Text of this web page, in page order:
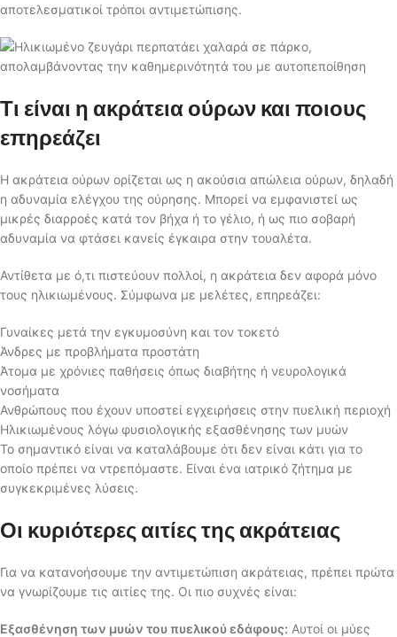
αποτελεσματικοί τρόποι αντιμετώπισης.
Τι είναι η ακράτεια ούρων και ποιους
επηρεάζει
Η ακράτεια ούρων ορίζεται ως η ακούσια απώλεια ούρων, δηλαδή
η αδυναμία ελέγχου της ούρησης. Μπορεί να εμφανιστεί ως
μικρές διαρροές κατά τον βήχα ή το γέλιο, ή ως πιο σοβαρή
αδυναμία να φτάσει κανείς έγκαιρα στην τουαλέτα.
Αντίθετα με ό,τι πιστεύουν πολλοί, η ακράτεια δεν αφορά μόνο
τους ηλικιωμένους. Σύμφωνα με μελέτες, επηρεάζει:
Γυναίκες μετά την εγκυμοσύνη και τον τοκετό
Άνδρες με προβλήματα προστάτη
Άτομα με χρόνιες παθήσεις όπως διαβήτης ή νευρολογικά
νοσήματα
Ανθρώπους που έχουν υποστεί εγχειρήσεις στην πυελική περιοχή
Ηλικιωμένους λόγω φυσιολογικής εξασθένησης των μυών
Το σημαντικό είναι να καταλάβουμε ότι δεν είναι κάτι για το
οποίο πρέπει να ντρεπόμαστε. Είναι ένα ιατρικό ζήτημα με
συγκεκριμένες λύσεις.
Οι κυριότερες αιτίες της ακράτειας
Για να κατανοήσουμε την αντιμετώπιση ακράτειας, πρέπει πρώτα
να γνωρίζουμε τις αιτίες της. Οι πιο συχνές είναι:
Εξασθένηση των μυών του πυελικού εδάφους: Αυτοί οι μύες